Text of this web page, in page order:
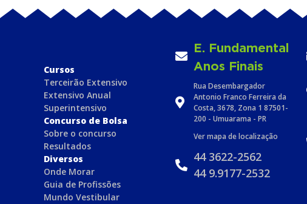
Cursos
Terceirão Extensivo
Extensivo Anual
Superintensivo
Concurso de Bolsa
Sobre o concurso
Resultados
Diversos
Onde Morar
Guia de Profissões
Mundo Vestibular
E. Fundamental
Anos Finais
Rua Desembargador
Antonio Franco Ferreira da
Costa, 3678, Zona 1 87501-
200 - Umuarama - PR
Ver mapa de localização
44 3622-2562
44 9.9177-2532